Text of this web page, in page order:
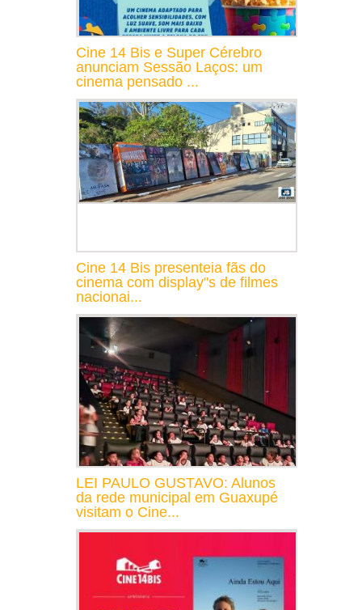
Cine 14 Bis e Super Cérebro
anunciam Sessão Laços: um
cinema pensado ...
Cine 14 Bis presenteia fãs do
cinema com display"s de filmes
nacionai...
LEI PAULO GUSTAVO: Alunos
da rede municipal em Guaxupé
visitam o Cine...